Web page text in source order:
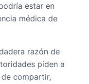
estar en
médica de
razón de
piden a
compartir,